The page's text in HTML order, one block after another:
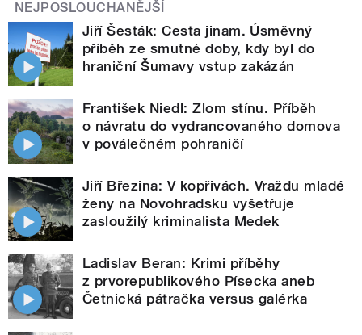
NEJPOSLOUCHANĚJŠÍ
Jiří Šesták: Cesta jinam. Úsměvný
příběh ze smutné doby, kdy byl do
hraniční Šumavy vstup zakázán
František Niedl: Zlom stínu. Příběh
o návratu do vydrancovaného domova
v poválečném pohraničí
Jiří Březina: V kopřivách. Vraždu mladé
ženy na Novohradsku vyšetřuje
zasloužilý kriminalista Medek
Ladislav Beran: Krimi příběhy
z prvorepublikového Písecka aneb
Četnická pátračka versus galérka